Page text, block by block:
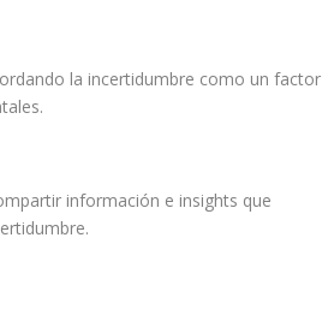
la incertidumbre como un factor
información e insights que